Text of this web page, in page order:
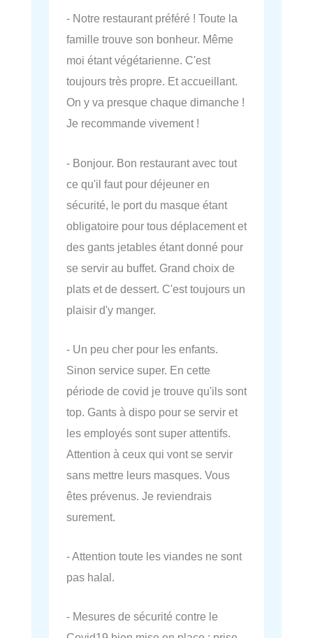
- Notre restaurant préféré ! Toute la
famille trouve son bonheur. Même
moi étant végétarienne. C'est
toujours très propre. Et accueillant.
On y va presque chaque dimanche !
Je recommande vivement !
- Bonjour. Bon restaurant avec tout
ce qu'il faut pour déjeuner en
sécurité, le port du masque étant
obligatoire pour tous déplacement et
des gants jetables étant donné pour
se servir au buffet. Grand choix de
plats et de dessert. C'est toujours un
plaisir d'y manger.
- Un peu cher pour les enfants.
Sinon service super. En cette
période de covid je trouve qu'ils sont
top. Gants à dispo pour se servir et
les employés sont super attentifs.
Attention à ceux qui vont se servir
sans mettre leurs masques. Vous
êtes prévenus. Je reviendrais
surement.
- Attention toute les viandes ne sont
pas halal.
- Mesures de sécurité contre le